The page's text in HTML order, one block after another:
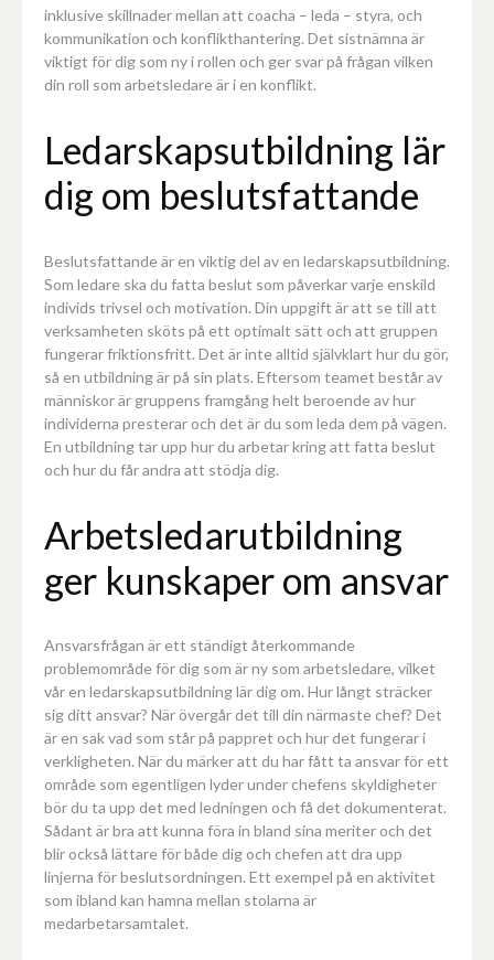
inklusive skillnader mellan att coacha – leda – styra, och
kommunikation och konflikthantering. Det sistnämna är
viktigt för dig som ny i rollen och ger svar på frågan vilken
din roll som arbetsledare är i en konflikt.
Ledarskapsutbildning lär
dig om beslutsfattande
Beslutsfattande är en viktig del av en ledarskapsutbildning.
Som ledare ska du fatta beslut som påverkar varje enskild
individs trivsel och motivation. Din uppgift är att se till att
verksamheten sköts på ett optimalt sätt och att gruppen
fungerar friktionsfritt. Det är inte alltid självklart hur du gör,
så en utbildning är på sin plats. Eftersom teamet består av
människor är gruppens framgång helt beroende av hur
individerna presterar och det är du som leda dem på vägen.
En utbildning tar upp hur du arbetar kring att fatta beslut
och hur du får andra att stödja dig.
Arbetsledarutbildning
ger kunskaper om ansvar
Ansvarsfrågan är ett ständigt återkommande
problemområde för dig som är ny som arbetsledare, vilket
vår en ledarskapsutbildning lär dig om. Hur långt sträcker
sig ditt ansvar? När övergår det till din närmaste chef? Det
är en sak vad som står på pappret och hur det fungerar i
verkligheten. När du märker att du har fått ta ansvar för ett
område som egentligen lyder under chefens skyldigheter
bör du ta upp det med ledningen och få det dokumenterat.
Sådant är bra att kunna föra in bland sina meriter och det
blir också lättare för både dig och chefen att dra upp
linjerna för beslutsordningen. Ett exempel på en aktivitet
som ibland kan hamna mellan stolarna är
medarbetarsamtalet.